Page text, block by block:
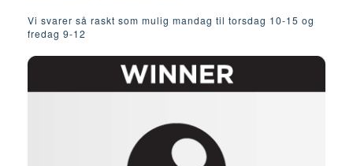
Vi svarer så raskt som mulig mandag til torsdag 10-15 og
fredag ​​9-12